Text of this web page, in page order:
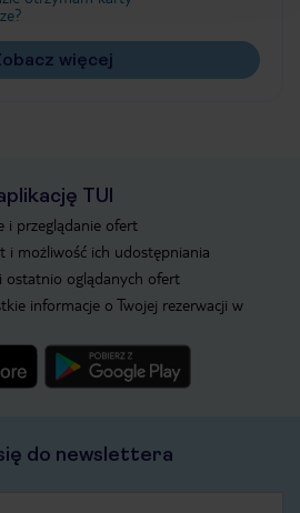
więcej
TUI
i przeglądanie ofert
i możliwość ich udostępniania
ostatnio oglądanych ofert
informacje o Twojej rezerwacji w
do newslettera